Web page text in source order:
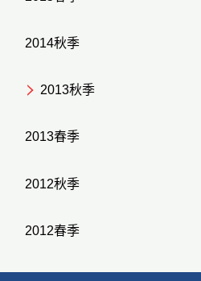
2014秋季
2013秋季
2013春季
2012秋季
2012春季